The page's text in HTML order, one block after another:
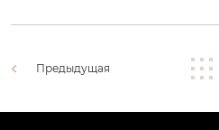
Предыдущая